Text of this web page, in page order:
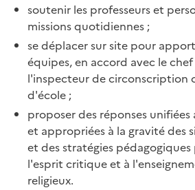
soutenir les professeurs et
missions quotidiennes ;
se déplacer sur site pour
équipes, en accord avec le
l'inspecteur de circonscription
d'école ;
proposer des réponses
et appropriées à la gravité des
et des stratégies
l'esprit critique et à
religieux.